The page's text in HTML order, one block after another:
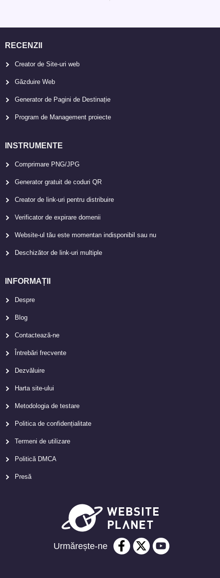
RECENZII
Creator de Site-uri web
Găzduire Web
Generator de Pagini de Destinație
Program de Management proiecte
INSTRUMENTE
Comprimare PNG/JPG
Generator gratuit de coduri QR
Creator de link-uri pentru distribuire
Verificator de expirare domenii
Website-ul tău este momentan indisponibil sau nu
Deschizător de link-uri multiple
INFORMAȚII
Despre
Blog
Contactează-ne
Întrebări frecvente
Dezvăluire
Harta site-ului
Metodologia de testare
Politica de confidențialitate
Termeni de utilizare
Politică DMCA
Presă
Urmărește-ne